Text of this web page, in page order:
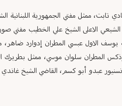
تابت، ممثل مفتي الجمهورية اللبنانية
الشيعي الاعلى الشيخ علي الخطيب مفتي
يوسف الاول عبسي المطران إدوارد ضاهر،
المطران سلوان موسي، ممثل بطريرك
عبدو أبو كسم، القاضي الشيخ غاندي